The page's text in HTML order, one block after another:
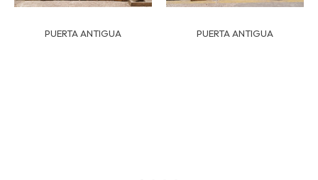
PUERTA ANTIGUA PUERTA ANTIGUA